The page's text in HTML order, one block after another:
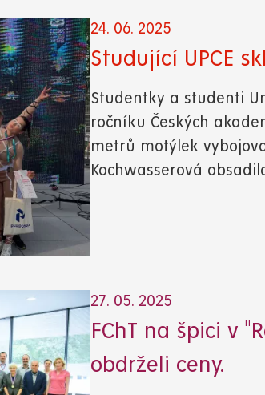
24. 06. 2025
Studující UPCE
Studentky a studenti
ročníku Českých
metrů motýlek
Kochwasserová
27. 05. 2025
FChT na špici v
obdrželi ceny.